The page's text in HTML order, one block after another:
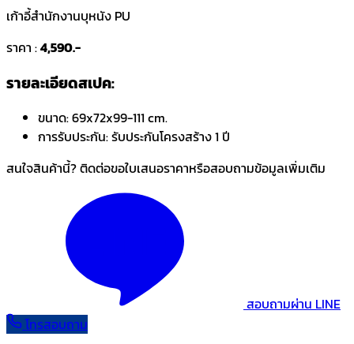
เก้าอี้สำนักงานบุหนัง PU
ราคา :4,590.-
รายละเอียดสเปค:
ขนาด:69x72x99-111 cm.
การรับประกัน:รับประกันโครงสร้าง 1 ปี
สนใจสินค้านี้? ติดต่อขอใบเสนอราคาหรือสอบถามข้อมูลเพิ่มเติม
สอบถามผ่าน LINE
โทรสอบถาม